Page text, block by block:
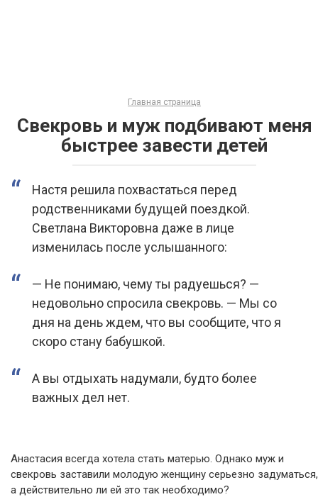
Главная страница
Свекровь и муж подбивают меня
быстрее завести детей
Настя решила похвастаться перед
родственниками будущей поездкой.
Светлана Викторовна даже в лице
изменилась после услышанного:
— Не понимаю, чему ты радуешься? —
недовольно спросила свекровь. — Мы со
дня на день ждем, что вы сообщите, что я
скоро стану бабушкой.
А вы отдыхать надумали, будто более
важных дел нет.
Анастасия всегда хотела стать матерью. Однако муж и
свекровь заставили молодую женщину серьезно задуматься,
а действительно ли ей это так необходимо?